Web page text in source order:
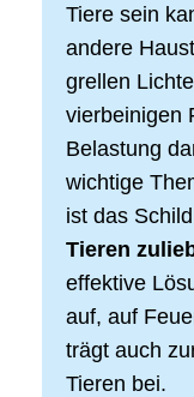
Tiere sein
andere
grellen
vierbeinigen
Belastung
wichtige
ist das Schild
Tieren
effektive
auf, auf
trägt auch
Tieren bei.